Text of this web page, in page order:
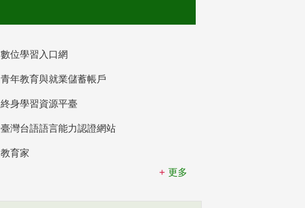
數位學習入口網
青年教育與就業儲蓄帳戶
終身學習資源平臺
臺灣台語語言能力認證網站
教育家
更多